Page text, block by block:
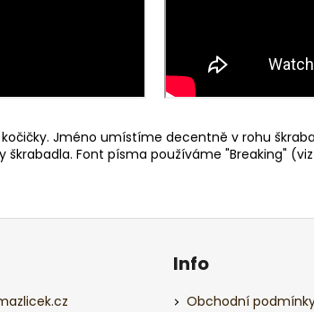
Jméno umístíme decentně v rohu
Font písma používáme "Breaking"
Info
Obchodní